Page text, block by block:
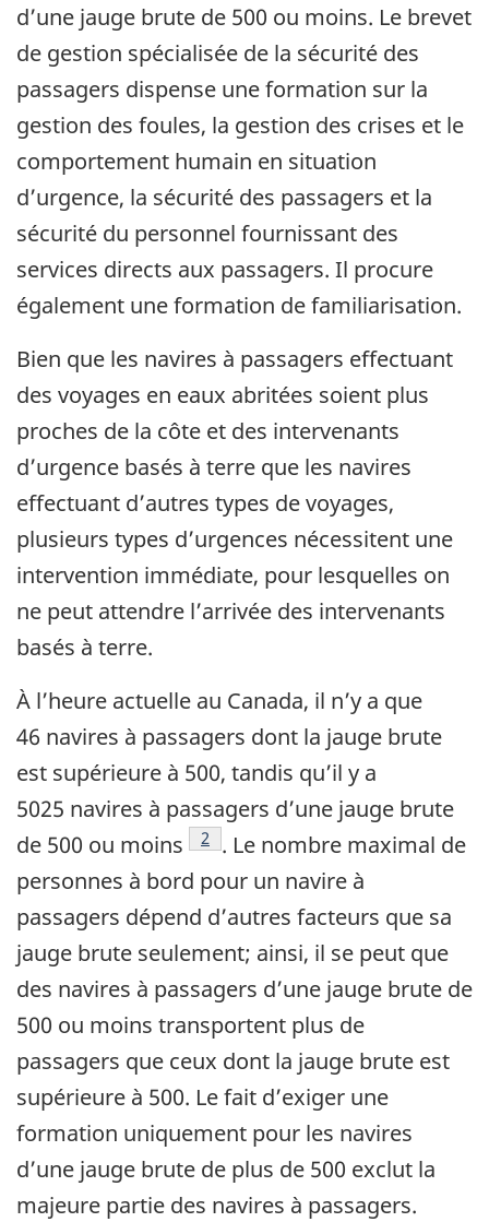
d’une jauge brute de 500 ou moins. Le brevet
de gestion spécialisée de la sécurité des
passagers dispense une formation sur la
gestion des foules, la gestion des crises et le
comportement humain en situation
d’urgence, la sécurité des passagers et la
sécurité du personnel fournissant des
services directs aux passagers. Il procure
également une formation de familiarisation.
Bien que les navires à passagers effectuant
des voyages en eaux abritées soient plus
proches de la côte et des intervenants
d’urgence basés à terre que les navires
effectuant d’autres types de voyages,
plusieurs types d’urgences nécessitent une
intervention immédiate, pour lesquelles on
ne peut attendre l’arrivée des intervenants
basés à terre.
À l’heure actuelle au Canada, il n’y a que
46 navires à passagers dont la jauge brute
est supérieure à 500, tandis qu’il y a
5025 navires à passagers d’une jauge brute
de 500 ou moins
2 . Le nombre maximal de
personnes à bord pour un navire à
passagers dépend d’autres facteurs que sa
jauge brute seulement; ainsi, il se peut que
des navires à passagers d’une jauge brute de
500 ou moins transportent plus de
passagers que ceux dont la jauge brute est
supérieure à 500. Le fait d’exiger une
formation uniquement pour les navires
d’une jauge brute de plus de 500 exclut la
majeure partie des navires à passagers.